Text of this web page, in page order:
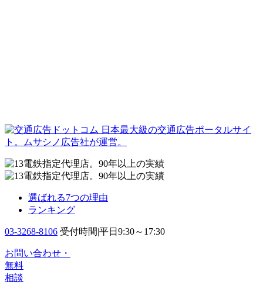
日本最大級の交通広告ポータルサイ
ト。ムサシノ広告社が運営。
選ばれる7つの理由
ランキング
03-3268-8106 受付時間|平日9:30～17:30
お問い合わせ・
無料
相談